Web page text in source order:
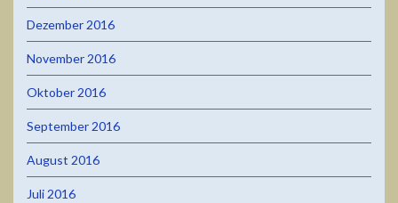
Dezember 2016
November 2016
Oktober 2016
September 2016
August 2016
Juli 2016